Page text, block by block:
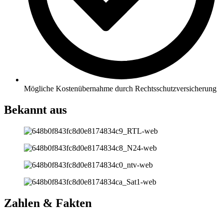
Mögliche Kostenübernahme durch Rechtsschutzversicherung
Bekannt aus
Zahlen & Fakten